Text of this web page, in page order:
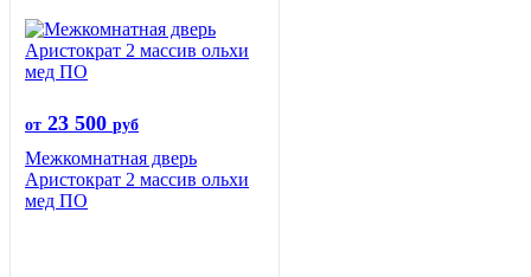
от 23 500 руб
Межкомнатная дверь
Аристократ 2 массив ольхи
мед ПО